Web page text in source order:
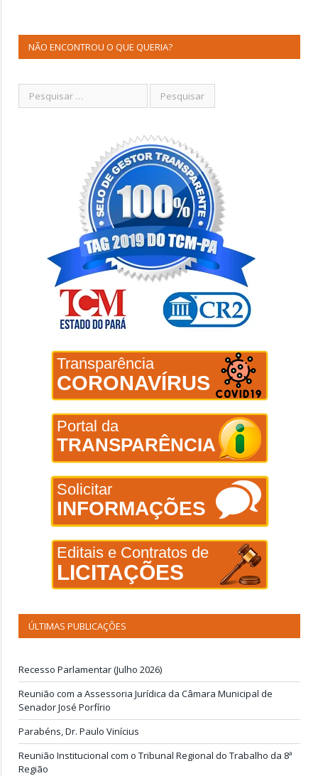
NÃO ENCONTROU O QUE QUERIA?
Transparência
CORONAVÍRUS
Portal da
TRANSPARÊNCIA
Solicitar
INFORMAÇÕES
Editais e Contratos de
LICITAÇÕES
ÚLTIMAS PUBLICAÇÕES
Recesso Parlamentar (Julho 2026)
Reunião com a Assessoria Jurídica da Câmara Municipal de
Senador José Porfírio
Parabéns, Dr. Paulo Vinícius
Reunião Institucional com o Tribunal Regional do Trabalho da 8ª
Região